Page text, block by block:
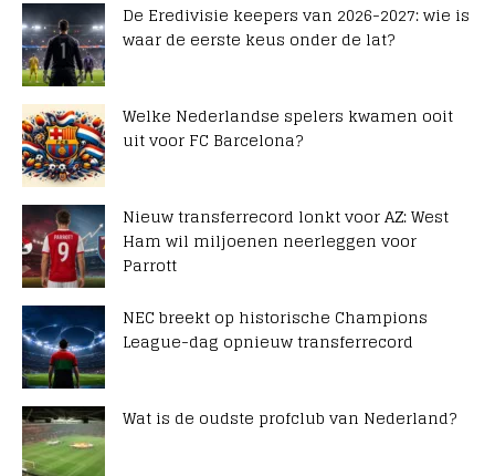
De Eredivisie keepers van 2026-2027: wie is
waar de eerste keus onder de lat?
Welke Nederlandse spelers kwamen ooit
uit voor FC Barcelona?
Nieuw transferrecord lonkt voor AZ: West
Ham wil miljoenen neerleggen voor
Parrott
NEC breekt op historische Champions
League-dag opnieuw transferrecord
Wat is de oudste profclub van Nederland?